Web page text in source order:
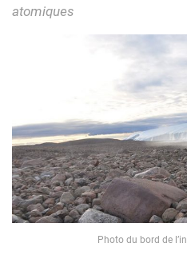
atomiques
Photo du bord de